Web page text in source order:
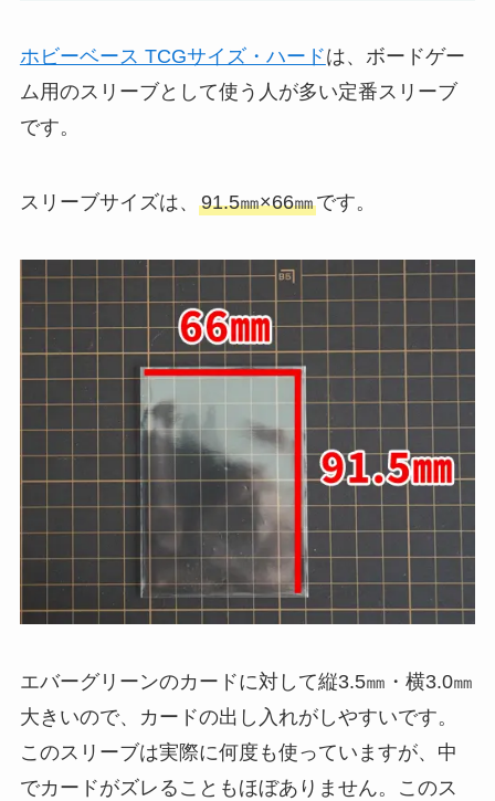
ホビーベース TCGサイズ・ハードは、ボードゲー
ム用のスリーブとして使う人が多い定番スリーブ
です。
スリーブサイズは、 91.5㎜×66㎜です。
エバーグリーンのカードに対して縦3.5㎜・横3.0㎜
大きいので、カードの出し入れがしやすいです。
このスリーブは実際に何度も使っていますが、中
でカードがズレることもほぼありません。このス